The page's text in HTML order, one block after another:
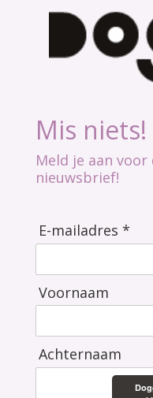
Mis niets!
Meld je aan voor
nieuwsbrief!
E-mailadres *
Voornaam
Achternaam